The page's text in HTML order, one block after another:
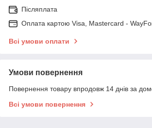
Післяплата
Оплата картою Visa, Mastercard -
Всі умови оплати
Умови повернення
Повернення товару впродовж 14 днів за
Всі умови повернення